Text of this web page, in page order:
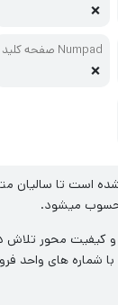
❌
Numpad صفحه کلید
❌
شده است تا
میشود.
کیفیت محور تلاش
با شماره های واحد